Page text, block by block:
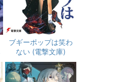
ブギーポップは笑わ
ない (電撃文庫)